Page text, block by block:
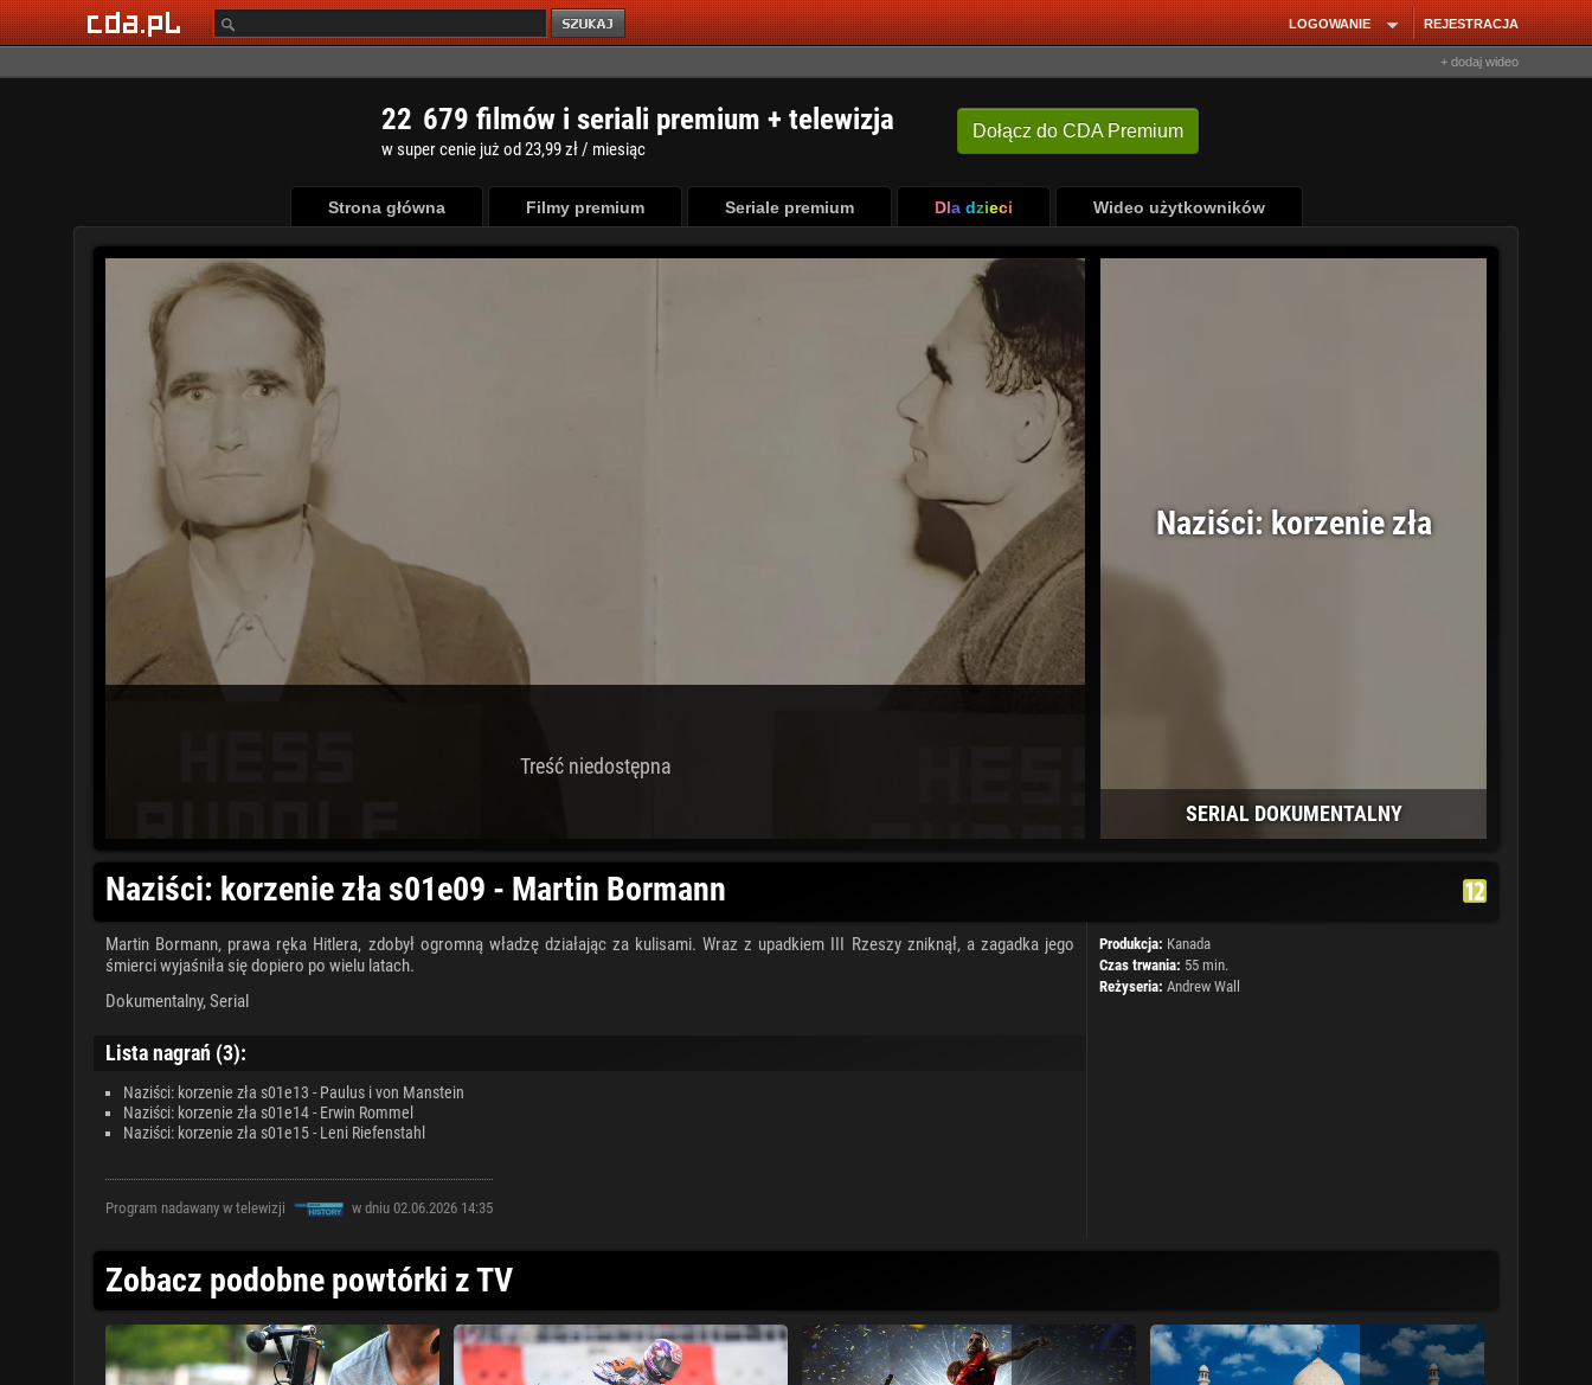
REJESTRACJA
LOGOWANIE
+ dodaj wideo
Dołącz do CDA Premium
22 679 filmów i seriali premium + telewizja
w super cenie już od 23,99 zł / miesiąc
Strona główna Filmy premium Seriale premium Dla dzieci Wideo użytkowników
Treść niedostępna
Naziści: korzenie zła
SERIAL DOKUMENTALNY
Naziści: korzenie zła s01e09 - Martin Bormann
Martin Bormann, prawa ręka Hitlera, zdobył ogromną władzę działając za kulisami. Wraz z upadkiem III Rzeszy zniknął, a zagadka jego
śmierci wyjaśniła się dopiero po wielu latach.
Dokumentalny,Serial
Lista nagrań (3):
Naziści: korzenie zła s01e13 - Paulus i von Manstein
Naziści: korzenie zła s01e14 - Erwin Rommel
Naziści: korzenie zła s01e15 - Leni Riefenstahl
Program nadawany w telewizji w dniu 02.06.2026 14:35
Produkcja: Kanada
Czas trwania: 55 min.
Reżyseria: Andrew Wall
Zobacz podobne powtórki z TV